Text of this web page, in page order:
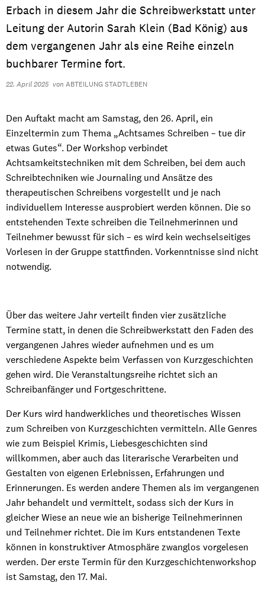
Erbach in diesem Jahr die Schreibwerkstatt unter
Leitung der Autorin Sarah Klein (Bad König) aus
dem vergangenen Jahr als eine Reihe einzeln
buchbarer Termine fort.
22. April 2025 von ABTEILUNG STADTLEBEN
Den Auftakt macht am Samstag, den 26. April, ein
Einzeltermin zum Thema „Achtsames Schreiben – tue dir
etwas Gutes“. Der Workshop verbindet
Achtsamkeitstechniken mit dem Schreiben, bei dem auch
Schreibtechniken wie Journaling und Ansätze des
therapeutischen Schreibens vorgestellt und je nach
individuellem Interesse ausprobiert werden können. Die so
entstehenden Texte schreiben die Teilnehmerinnen und
Teilnehmer bewusst für sich – es wird kein wechselseitiges
Vorlesen in der Gruppe stattfinden. Vorkenntnisse sind nicht
notwendig.
Über das weitere Jahr verteilt finden vier zusätzliche
Termine statt, in denen die Schreibwerkstatt den Faden des
vergangenen Jahres wieder aufnehmen und es um
verschiedene Aspekte beim Verfassen von Kurzgeschichten
gehen wird. Die Veranstaltungsreihe richtet sich an
Schreibanfänger und Fortgeschrittene.
Der Kurs wird handwerkliches und theoretisches Wissen
zum Schreiben von Kurzgeschichten vermitteln. Alle Genres
wie zum Beispiel Krimis, Liebesgeschichten sind
willkommen, aber auch das literarische Verarbeiten und
Gestalten von eigenen Erlebnissen, Erfahrungen und
Erinnerungen. Es werden andere Themen als im vergangenen
Jahr behandelt und vermittelt, sodass sich der Kurs in
gleicher Wiese an neue wie an bisherige Teilnehmerinnen
und Teilnehmer richtet. Die im Kurs entstandenen Texte
können in konstruktiver Atmosphäre zwanglos vorgelesen
werden. Der erste Termin für den Kurzgeschichtenworkshop
ist Samstag, den 17. Mai.